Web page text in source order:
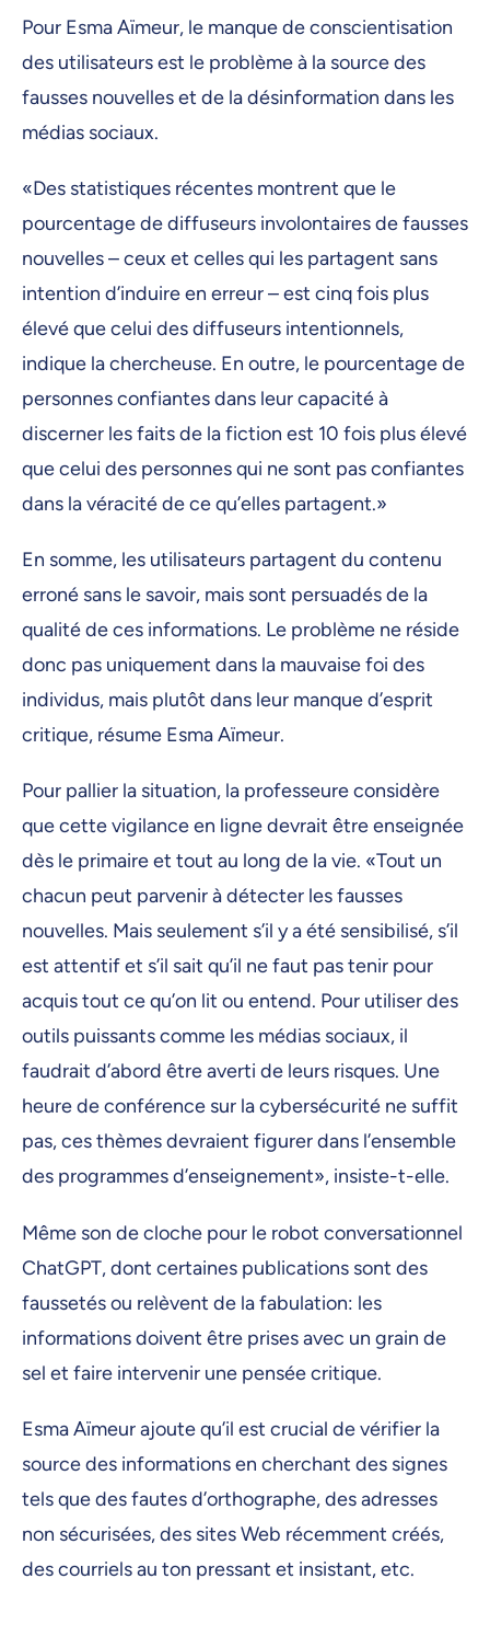
Pour Esma Aïmeur, le manque de conscientisation
des utilisateurs est le problème à la source des
fausses nouvelles et de la désinformation dans les
médias sociaux.
«Des statistiques récentes montrent que le
pourcentage de diffuseurs involontaires de fausses
nouvelles – ceux et celles qui les partagent sans
intention d’induire en erreur – est cinq fois plus
élevé que celui des diffuseurs intentionnels,
indique la chercheuse. En outre, le pourcentage de
personnes confiantes dans leur capacité à
discerner les faits de la fiction est 10 fois plus élevé
que celui des personnes qui ne sont pas confiantes
dans la véracité de ce qu’elles partagent.»
En somme, les utilisateurs partagent du contenu
erroné sans le savoir, mais sont persuadés de la
qualité de ces informations. Le problème ne réside
donc pas uniquement dans la mauvaise foi des
individus, mais plutôt dans leur manque d’esprit
critique, résume Esma Aïmeur.
Pour pallier la situation, la professeure considère
que cette vigilance en ligne devrait être enseignée
dès le primaire et tout au long de la vie. «Tout un
chacun peut parvenir à détecter les fausses
nouvelles. Mais seulement s’il y a été sensibilisé, s’il
est attentif et s’il sait qu’il ne faut pas tenir pour
acquis tout ce qu’on lit ou entend. Pour utiliser des
outils puissants comme les médias sociaux, il
faudrait d’abord être averti de leurs risques. Une
heure de conférence sur la cybersécurité ne suffit
pas, ces thèmes devraient figurer dans l’ensemble
des programmes d’enseignement», insiste-t-elle.
Même son de cloche pour le robot conversationnel
ChatGPT, dont certaines publications sont des
faussetés ou relèvent de la fabulation: les
informations doivent être prises avec un grain de
sel et faire intervenir une pensée critique.
Esma Aïmeur ajoute qu’il est crucial de vérifier la
source des informations en cherchant des signes
tels que des fautes d’orthographe, des adresses
non sécurisées, des sites Web récemment créés,
des courriels au ton pressant et insistant, etc.